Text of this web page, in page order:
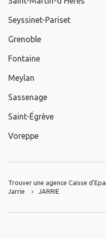
Seyssinet-Pariset
Grenoble
Fontaine
Meylan
Sassenage
Saint-Égrève
Voreppe
Trouver une agence Caisse
Jarrie
JARRIE